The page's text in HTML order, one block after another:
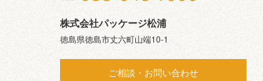
株式会社パッケージ松浦
徳島県徳島市丈六町山端10-1
ご相談・お問い合わせ